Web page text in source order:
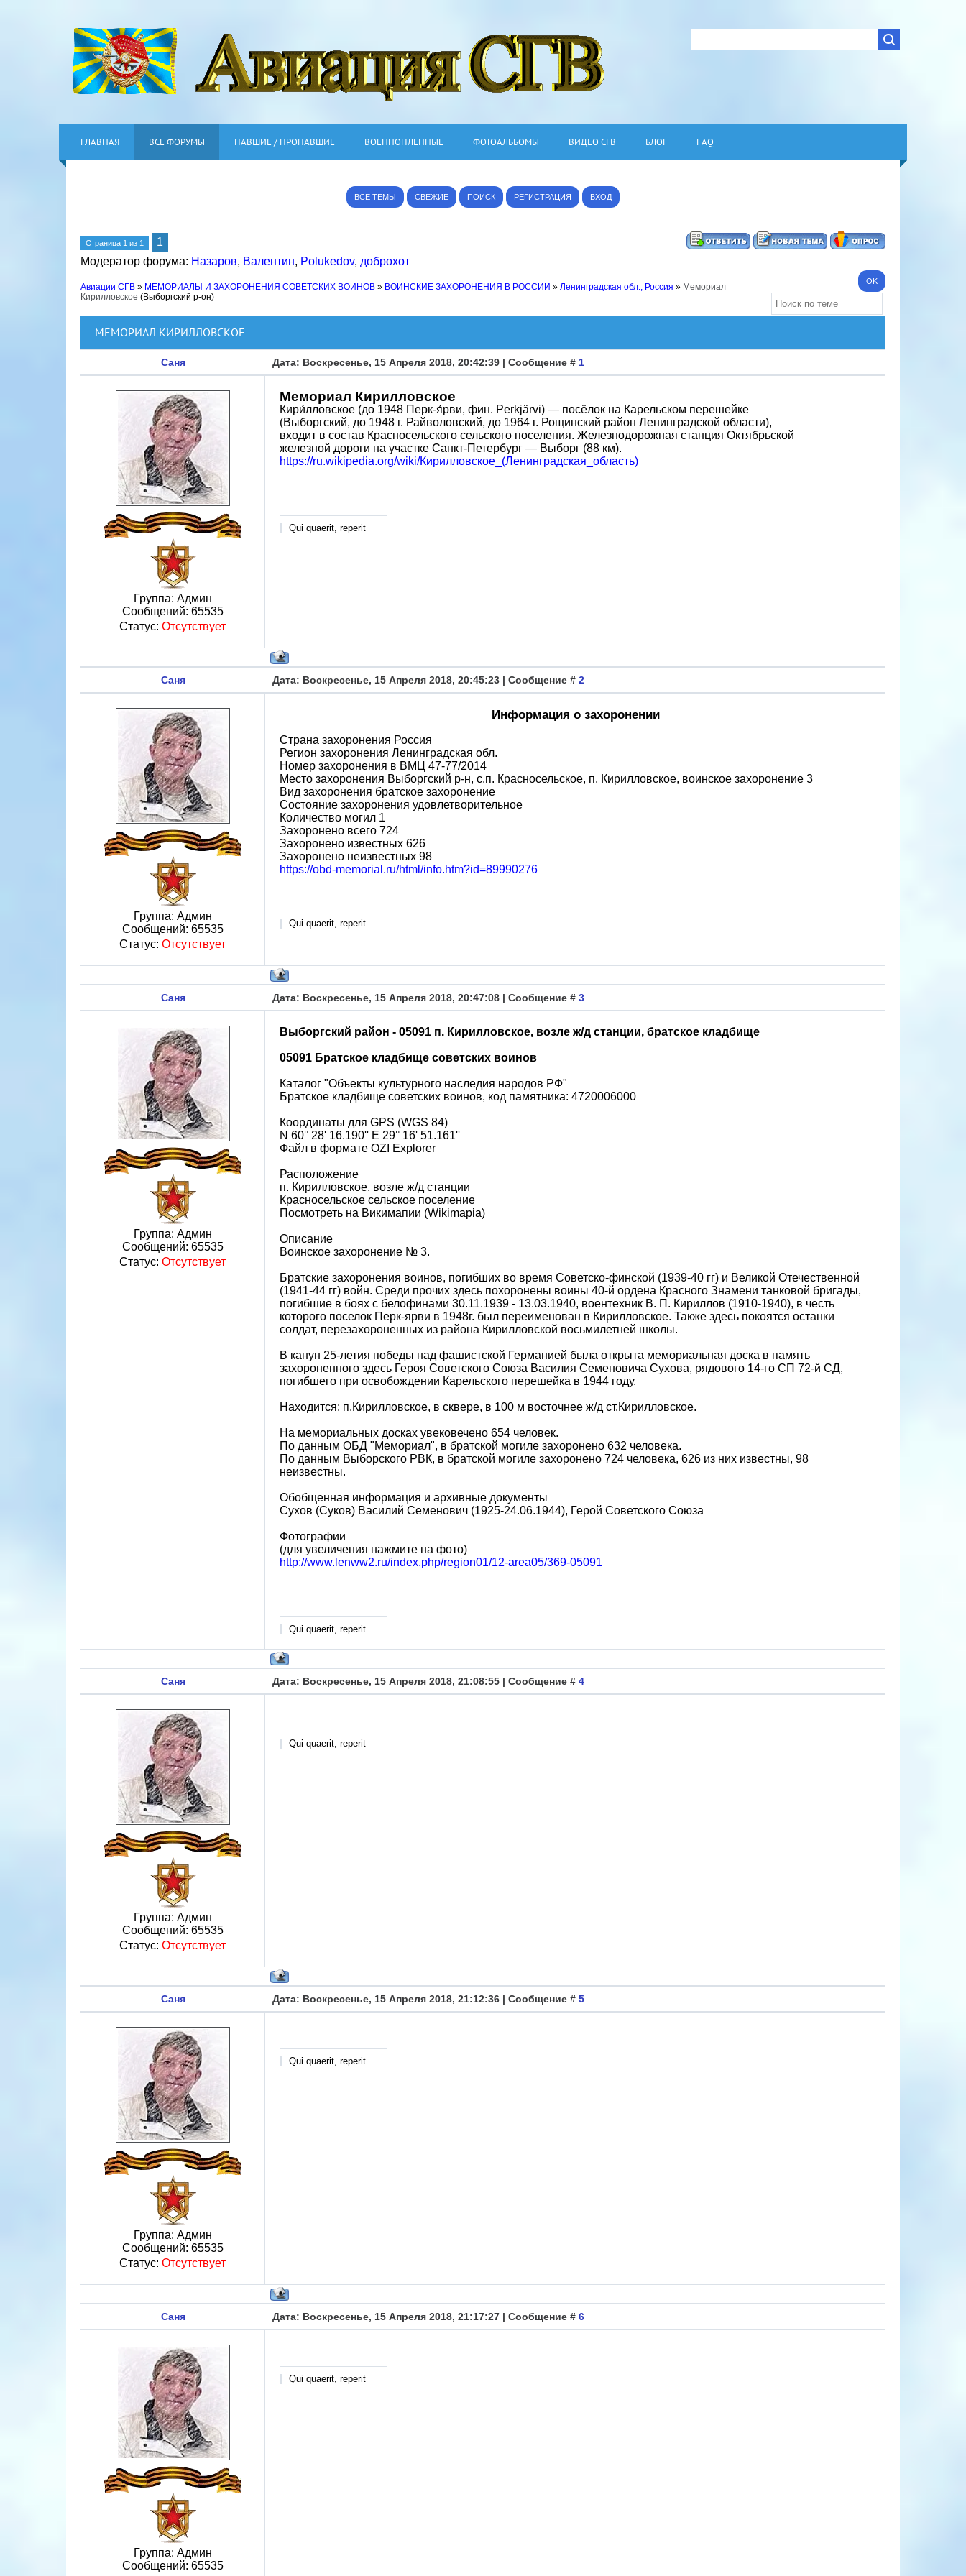
ГЛАВНАЯ ВСЕ ФОРУМЫ ПАВШИЕ / ПРОПАВШИЕ ВОЕННОПЛЕННЫЕ ФОТОАЛЬБОМЫ ВИДЕО СГВ БЛОГ FAQ
ВСЕ ТЕМЫ СВЕЖИЕ ПОИСК РЕГИСТРАЦИЯ ВХОД
Страница 1 из 1
1
Модератор форума: Назаров, Валентин, Polukedov, доброхот
Авиации СГВ » МЕМОРИАЛЫ И ЗАХОРОНЕНИЯ СОВЕТСКИХ ВОИНОВ » ВОИНСКИЕ ЗАХОРОНЕНИЯ В РОССИИ » Ленинградская обл., Россия » Мемориал
Кирилловское (Выборгский р-он)
МЕМОРИАЛ КИРИЛЛОВСКОЕ
Саня Дата: Воскресенье, 15 Апреля 2018, 20:42:39 | Сообщение # 1
Группа: Админ
Сообщений: 65535
Статус: Отсутствует
Мемориал Кирилловское
Кири́лловское (до 1948 Перк-я́рви, фин. Perkjärvi) — посёлок на Карельском перешейке
(Выборгский, до 1948 г. Райволовский, до 1964 г. Рощинский район Ленинградской области),
входит в состав Красносельского сельского поселения. Железнодорожная станция Октябрьской
железной дороги на участке Санкт-Петербург — Выборг (88 км).
https://ru.wikipedia.org/wiki/Кирилловское_(Ленинградская_область)
Qui quaerit, reperit
Саня Дата: Воскресенье, 15 Апреля 2018, 20:45:23 | Сообщение # 2
Группа: Админ
Сообщений: 65535
Статус: Отсутствует
Информация о захоронении
Страна захоронения Россия
Регион захоронения Ленинградская обл.
Номер захоронения в ВМЦ 47-77/2014
Место захоронения Выборгский р-н, с.п. Красносельское, п. Кирилловское, воинское захоронение 3
Вид захоронения братское захоронение
Состояние захоронения удовлетворительное
Количество могил 1
Захоронено всего 724
Захоронено известных 626
Захоронено неизвестных 98
https://obd-memorial.ru/html/info.htm?id=89990276
Qui quaerit, reperit
Саня Дата: Воскресенье, 15 Апреля 2018, 20:47:08 | Сообщение # 3
Группа: Админ
Сообщений: 65535
Статус: Отсутствует
Выборгский район - 05091 п. Кирилловское, возле ж/д станции, братское кладбище
05091 Братское кладбище советских воинов
Каталог "Объекты культурного наследия народов РФ"
Братское кладбище советских воинов, код памятника: 4720006000
Координаты для GPS (WGS 84)
N 60° 28' 16.190'' E 29° 16' 51.161''
Файл в формате OZI Explorer
Расположение
п. Кирилловское, возле ж/д станции
Красносельское сельское поселение
Посмотреть на Викимапии (Wikimapia)
Описание
Воинское захоронение № 3.
Братские захоронения воинов, погибших во время Советско-финской (1939-40 гг) и Великой Отечественной
(1941-44 гг) войн. Среди прочих здесь похоронены воины 40-й ордена Красного Знамени танковой бригады,
погибшие в боях с белофинами 30.11.1939 - 13.03.1940, воентехник В. П. Кириллов (1910-1940), в честь
которого поселок Перк-ярви в 1948г. был переименован в Кирилловское. Также здесь покоятся останки
солдат, перезахороненных из района Кирилловской восьмилетней школы.
В канун 25-летия победы над фашистской Германией была открыта мемориальная доска в память
захороненного здесь Героя Советского Союза Василия Семеновича Сухова, рядового 14-го СП 72-й СД,
погибшего при освобождении Карельского перешейка в 1944 году.
Находится: п.Кирилловское, в сквере, в 100 м восточнее ж/д ст.Кирилловское.
На мемориальных досках увековечено 654 человек.
По данным ОБД "Мемориал", в братской могиле захоронено 632 человека.
По данным Выборского РВК, в братской могиле захоронено 724 человека, 626 из них известны, 98
неизвестны.
Обобщенная информация и архивные документы
Сухов (Суков) Василий Семенович (1925-24.06.1944), Герой Советского Союза
Фотографии
(для увеличения нажмите на фото)
http://www.lenww2.ru/index.php/region01/12-area05/369-05091
Qui quaerit, reperit
Саня Дата: Воскресенье, 15 Апреля 2018, 21:08:55 | Сообщение # 4
Группа: Админ
Сообщений: 65535
Статус: Отсутствует
Qui quaerit, reperit
Саня Дата: Воскресенье, 15 Апреля 2018, 21:12:36 | Сообщение # 5
Группа: Админ
Сообщений: 65535
Статус: Отсутствует
Qui quaerit, reperit
Саня Дата: Воскресенье, 15 Апреля 2018, 21:17:27 | Сообщение # 6
Группа: Админ
Сообщений: 65535
Qui quaerit, reperit